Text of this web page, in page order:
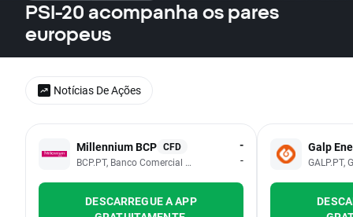
PSI-20 acompanha os pares
europeus
Millennium BCP CFD
BCP.PT, Banco Comercial Portugues SA
-
-
DESCARREGUE A APP
Galp
GALP.PT,
Notícias De Ações